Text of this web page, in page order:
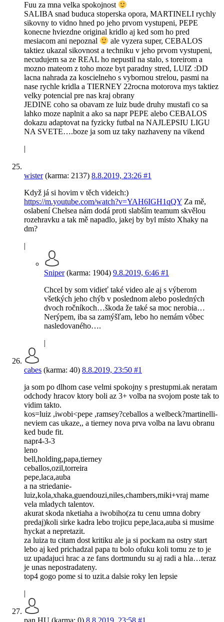
Fuu za mna velka spokojnost
SALIBA snad buduca stoperska opora, MARTINELI rychly
sikovny to vidno hned po jeho prvom vystupeni, PEPE
konecne hviezdne original kridlo aj ked som ho pred
mesiacom ani nepoznal
ale vyzera super, CEBALOS
taktiez ukazal sikovnost a techniku v jeho prvom vystupeni,
necudujem sa ze REAL ho nepustil na stalo, s toreirom a
mozno mateom z toho moze byt paradny stred, LUIZ :DD
lacna nahrada za koscielneho s vybornou strelou, pasmi na
nase rychle kridla a TIERNEY 22rocna motorova mys taktiez
velky potencial pre nas kraj obrany
JEDINE coho sa obavam ze luiz bude druhy mustafi co sa
lahko moze naplnit a ako sa napr PEPE alebo CEBALOS
dokazu adaptovat na fyzicky futbal na NAJLEPSIU LIGU
NA SVETE….boze ja som uz taky nazhaveny na vikend
|
wister(karma: 2137) 8.8.2019, 23:26 #1
Když já si hovim v těch videich:)
https://m.youtube.com/watch?v=YAH6IGH1qQY Za mě,
oslabení Chelsea nám dodá proti slabším teamum skvělou
rozehravku a tak mě napadlo, jakej by byl místo Xhaky na
dm?
|
Sniper(karma: 1904) 9.8.2019, 6:46 #1
Chcel by som vidieť také video ale aj s výberom
všetkých jeho chýb v poslednom alebo posledných
dvoch ročníkoch…škoda že také sa moc nerobia…
Nerýpem, iba sa zamýšľam, lebo ho nemám vôbec
nasledovaného….
|
cabes (karma: 40) 8.8.2019, 23:50 #1
ja som po dlhom case velmi spokojny s prestupmi.ak neratam
odchody hracov ktory boli az 3+ volba na svojom poste tak to
vidim takto.
kos=luiz ,iwobi<pepe ,ramsey?ceballos a welbeck?martinelli-
neviem cas ukaze,, a tierney nova prva volba na lavu obranu
ked bude fit.
napr4-3-3
leno
bell,holding,papa,tierney
ceballos,ozil,torreira
pepe,laca,auba
a na striedanie-
luiz,kola,xhaka,guendouzi,niles,chambers,miki+vraj mame
vela mladych talentov.
akurat skoda nketiaha a iwobiho(za tu cenu umna dobry
predaj)koli sirke kadra lebo trojicu pepe,laca,auba si musime
hyckat a nepretazit.
za luiza tu citam dost kritiku ale ja si pockam na ostry start
lebo aj ked prichadzal papa tu bolo ofuku koli tomu ze to je
uz upadajuci hrac a ze fans dortmundu su aj radi a hla…teraz
je unas nepostradateny.
top4 gogo pome si to uzit.a dalsie roky len lepsie
|
pan HU (karma: 0) 8.8.2019, 23:58 #1